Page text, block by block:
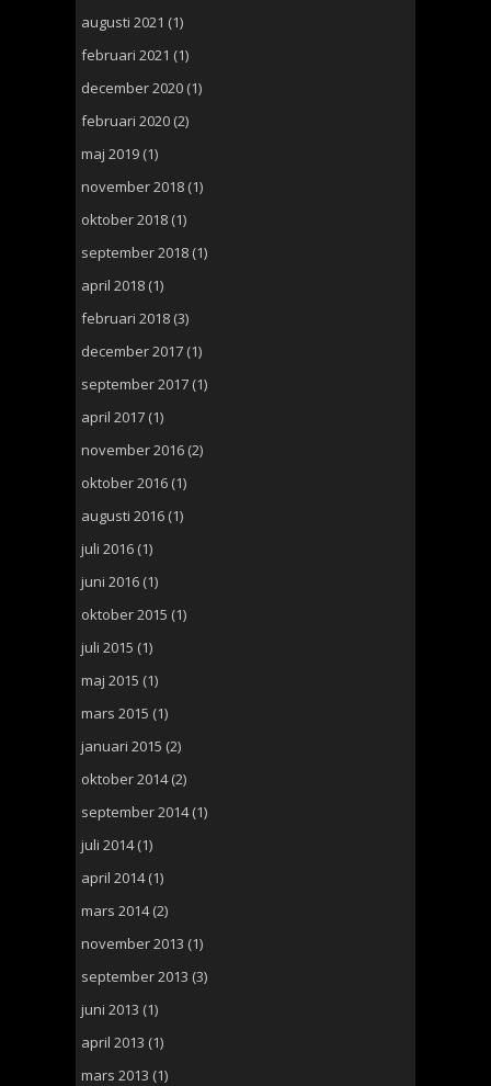
augusti 2021 (1)
februari 2021 (1)
december 2020 (1)
februari 2020 (2)
maj 2019 (1)
november 2018 (1)
oktober 2018 (1)
september 2018 (1)
april 2018 (1)
februari 2018 (3)
december 2017 (1)
september 2017 (1)
april 2017 (1)
november 2016 (2)
oktober 2016 (1)
augusti 2016 (1)
juli 2016 (1)
juni 2016 (1)
oktober 2015 (1)
juli 2015 (1)
maj 2015 (1)
mars 2015 (1)
januari 2015 (2)
oktober 2014(2)
september 2014(1)
juli 2014(1)
april 2014(1)
mars 2014(2)
november 2013 (1)
september 2013 (3)
juni 2013 (1)
april 2013 (1)
mars 2013 (1)